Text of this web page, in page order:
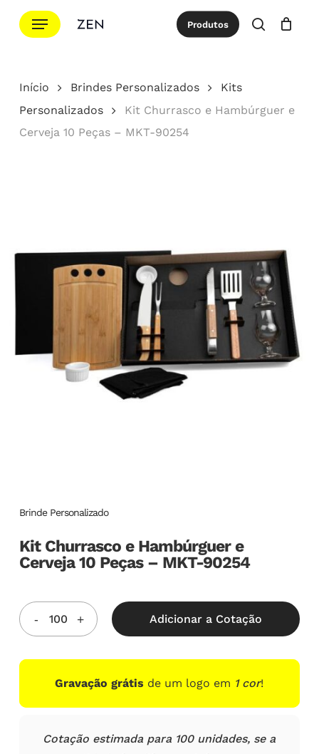
para
principal
Menu Produtos
procurar
Cotação Close
Início Brindes Personalizados
Kits
Personalizados
Kit Churrasco e Hambúrguer e
Cerveja 10 Peças – MKT-90254
Brinde Personalizado
Kit Churrasco e Hambúrguer e
Cerveja 10 Peças – MKT-90254
Adicionar a Cotação
Gravação grátis de um logo em 1 cor!
Cotação estimada para 100 unidades, se a